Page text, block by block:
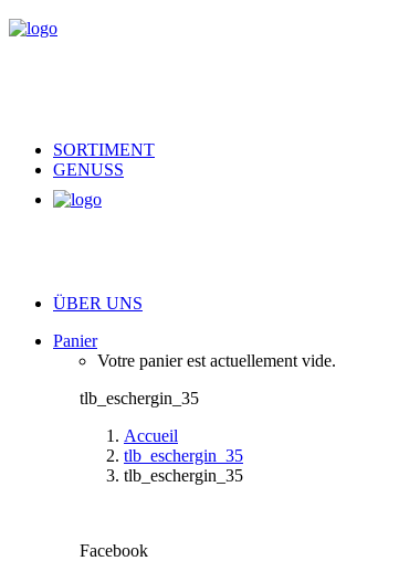
SORTIMENT
GENUSS
ÜBER UNS
Panier
Votre panier est actuellement vide.
tlb_eschergin_35
Accueil
tlb_eschergin_35
tlb_eschergin_35
Facebook